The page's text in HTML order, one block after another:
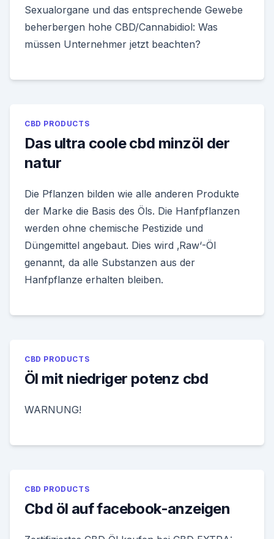
Sexualorgane und das entsprechende Gewebe
beherbergen hohe CBD/Cannabidiol: Was
müssen Unternehmer jetzt beachten?
CBD PRODUCTS
Das ultra coole cbd minzöl der
natur
Die Pflanzen bilden wie alle anderen Produkte
der Marke die Basis des Öls. Die Hanfpflanzen
werden ohne chemische Pestizide und
Düngemittel angebaut. Dies wird ‚Raw‘-Öl
genannt, da alle Substanzen aus der
Hanfpflanze erhalten bleiben.
CBD PRODUCTS
Öl mit niedriger potenz cbd
WARNUNG!
CBD PRODUCTS
Cbd öl auf facebook-anzeigen